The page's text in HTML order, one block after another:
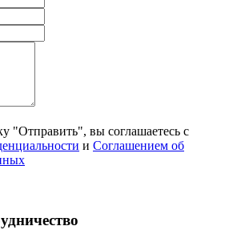
"Отправить", вы соглашаетесь с
и Соглашением об